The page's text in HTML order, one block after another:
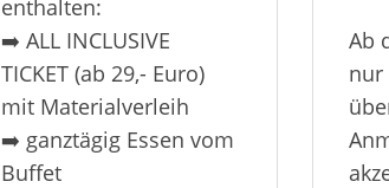
enthalten:
➡️ ALL INCLUSIVE
TICKET (ab 29,- Euro)
mit Materialverleih
➡️ ganztägig Essen vom
Buffet
Ab
nur